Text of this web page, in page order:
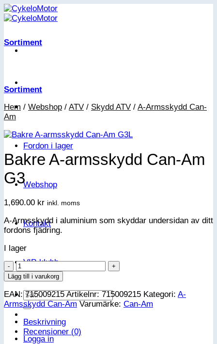
Skip
to
Fordon i lager
Webshop
Kontakt
VIP-klubb
Sök
efter:
Logga in
Sortiment
Sortiment
Hem / Webshop / ATV / Skydd ATV / A-Armsskydd Can-
Am
Bakre A-armsskydd Can-Am
G3
1,690.00 kr inkl. moms
A-Armsskydd i aluminium som skyddar undersidan av ditt
fordons fjädring.
I lager
Bakre
A-
Can-
Am
G3
mängd
Lägg till i varukorg
EAN: 715009215 Artikelnr: 715009215 Kategori: A-
Armsskydd Can-Am Varumärke: Can-Am
Beskrivning
Recensioner (0)